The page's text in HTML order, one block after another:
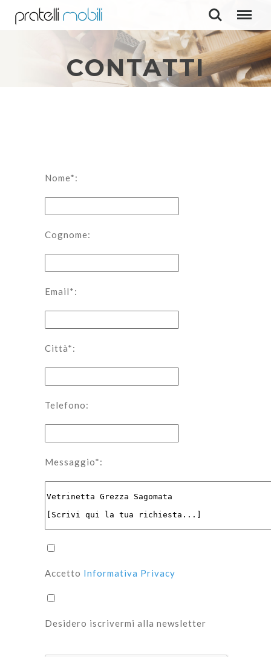
CONTATTI
Nome*:
Cognome:
Email*:
Città*:
Telefono:
Messaggio*:
Accetto Informativa Privacy
Desidero iscrivermi alla newsletter